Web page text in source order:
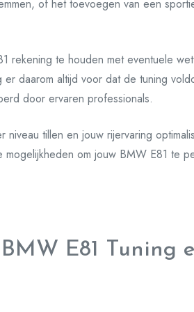
of het toevoegen van een
rekening te houden met eventuele
daarom altijd voor dat de tuning
door ervaren professionals.
tillen en jouw rijervaring
om jouw BMW E81 te
E81 Tuning